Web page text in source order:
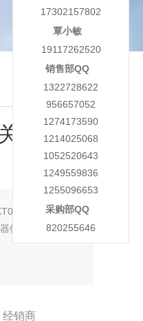
SFM60-
停 机时间
经销商
17302157802
覃小敏
19117262520
销售部QQ
1322728622
956657052
1274173590
1214025068
1052520643
1249559836
1255096653
采购部QQ
820255646